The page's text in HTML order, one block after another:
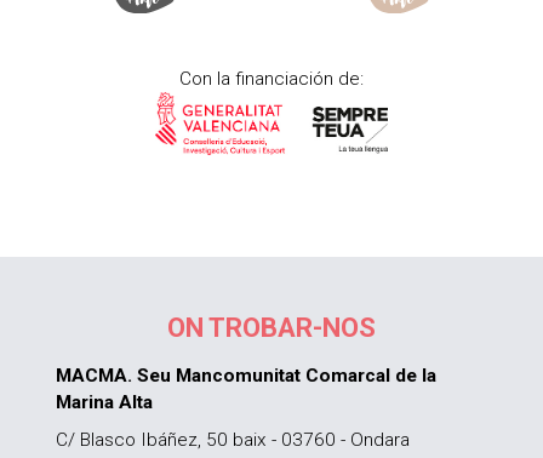
Con la financiación de:
ON TROBAR-NOS
MACMA. Seu Mancomunitat Comarcal de la
Marina Alta
C/ Blasco Ibáñez, 50 baix - 03760 - Ondara